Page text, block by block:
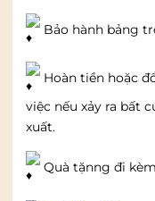
Bảo hành bảng
Hoàn tiền hoặc
việc nếu xảy ra bất
xuất.
Quà tặnng đi